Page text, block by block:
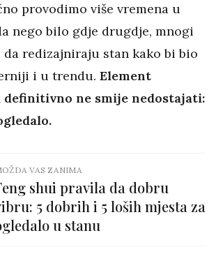
provodimo više vremena u
nego bilo gdje drugdje, mnogi
redizajniraju stan kako bi bio
i u trendu. Element
ne smije nedostajati:
VAS ZANIMA
shui pravila da dobru
5 dobrih i 5 loših mjesta za
u stanu